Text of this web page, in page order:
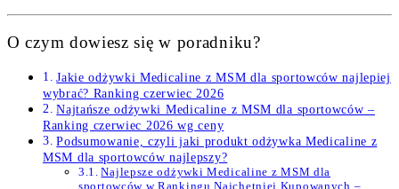
O czym dowiesz się w poradniku?
Jakie odżywki Medicaline z MSM dla sportowców najlepiej
wybrać? Ranking czerwiec 2026
Najtańsze odżywki Medicaline z MSM dla sportowców –
Ranking czerwiec 2026 wg ceny
Podsumowanie, czyli jaki produkt odżywka Medicaline z
MSM dla sportowców najlepszy?
Najlepsze odżywki Medicaline z MSM dla
sportowców w Rankingu Najchętniej Kupowanych –